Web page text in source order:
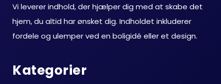
Vi leverer indhold, der hjælper dig med at skabe det
hjem, du altid har ønsket dig. Indholdet inkluderer
fordele og ulemper ved en boligidé eller et design.
Kategorier